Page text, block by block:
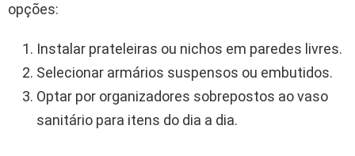
opções:
Instalar prateleiras ou nichos em paredes livres.
Selecionar armários suspensos ou embutidos.
Optar por organizadores sobrepostos ao vaso
sanitário para itens do dia a dia.